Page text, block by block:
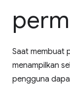
Saat membuat
menampilkan
pengguna